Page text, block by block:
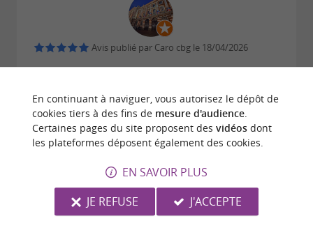
Avis publié par Caro cbg le 18/04/2026
LIRE TOUS LES AVIS
ECRIRE UN AVIS
© Google 2026
BALADESÀ PROXIMITÉ
En continuant à naviguer, vous autorisez le dépôt de
cookies tiers à des fins de mesure d'audience.
Certaines pages du site proposent des vidéosdont
les plateformes déposent également des cookies.
EN SAVOIR PLUS
JE REFUSE
J'ACCEPTE